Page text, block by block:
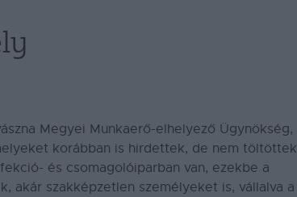
Megyei Munkaerő-elhelyező Ügynökség,
korábban is hirdettek, de nem töltöttek
és csomagolóiparban van, ezekbe a
akár szakképzetlen személyeket is, vállalva a